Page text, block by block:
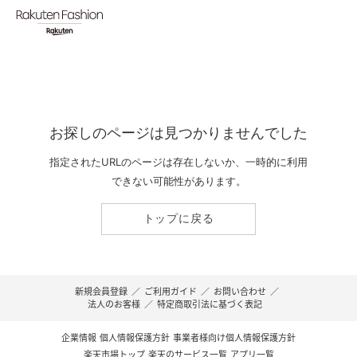
お探しのページは見つかりませんでした
指定されたURLのページは存在しないか、一時的に利用
できない可能性があります。
トップに戻る
新規会員登録 ／ ご利用ガイド ／ お問い合わせ ／
法人のお客様 ／ 特定商取引法に基づく表記
企業情報 個人情報保護方針 事業者様向け個人情報保護方針
楽天市場トップ 楽天のサービス一覧 アプリ一覧